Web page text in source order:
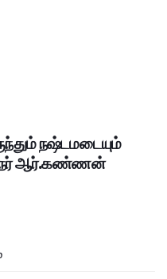
நஷ்டமடையும்
ஆர்.கண்ணன்